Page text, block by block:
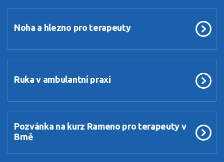
Noha a hlezno pro terapeuty
Ruka v ambulantní praxi
Pozvánka na kurz Rameno pro terapeuty v
Brně